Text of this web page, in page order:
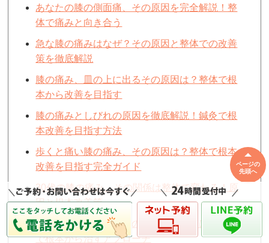
あなたの膝の側面痛、その原因を完全解説！整
体で痛みと向き合う
急な膝の痛みはなぜ？その原因と整体での改善
策を徹底解説
膝の痛み、皿の上に出るその原因は？整体で根
本から改善を目指す
膝の痛みとしびれの原因を徹底解説！鍼灸で根
本改善を目指す方法
歩くと痛い膝の痛み、その原因は？整体で根本
改善を目指す完全ガイド
30代の膝の痛み、その関係は整体で変わる！原
因と根本改善策
あなたの膝の痛み、皿の下に潜む原因は？整体
で根本から治すアプローチ
ページの
先頭へ